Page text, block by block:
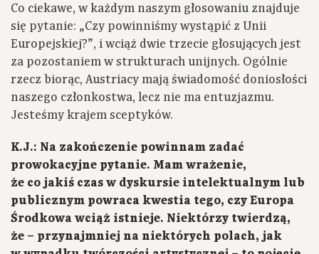
Co ciekawe, w każdym naszym głosowaniu znajduje
się pytanie: „Czy powinniśmy wystąpić z Unii
Europejskiej?”, i wciąż dwie trzecie głosujących jest
za pozostaniem w strukturach unijnych. Ogólnie
rzecz biorąc, Austriacy mają świadomość doniosłości
naszego członkostwa, lecz nie ma entuzjazmu.
Jesteśmy krajem sceptyków.
K.J.: Na zakończenie powinnam zadać
prowokacyjne pytanie. Mam wrażenie,
że co jakiś czas w dyskursie intelektualnym lub
publicznym powraca kwestia tego, czy Europa
Środkowa wciąż istnieje. Niektórzy twierdzą,
że – przynajmniej na niektórych polach, jak